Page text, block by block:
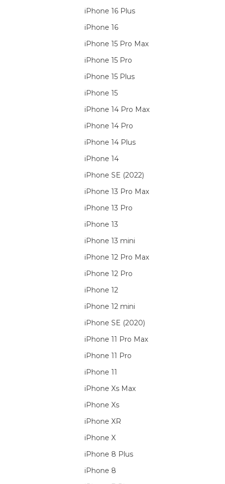
iPhone 16 Plus
iPhone 16
iPhone 15 Pro Max
iPhone 15 Pro
iPhone 15 Plus
iPhone 15
iPhone 14 Pro Max
iPhone 14 Pro
iPhone 14 Plus
iPhone 14
iPhone SE (2022)
iPhone 13 Pro Max
iPhone 13 Pro
iPhone 13
iPhone 13 mini
iPhone 12 Pro Max
iPhone 12 Pro
iPhone 12
iPhone 12 mini
iPhone SE (2020)
iPhone 11 Pro Max
iPhone 11 Pro
iPhone 11
iPhone Xs Max
iPhone Xs
iPhone XR
iPhone X
iPhone 8 Plus
iPhone 8